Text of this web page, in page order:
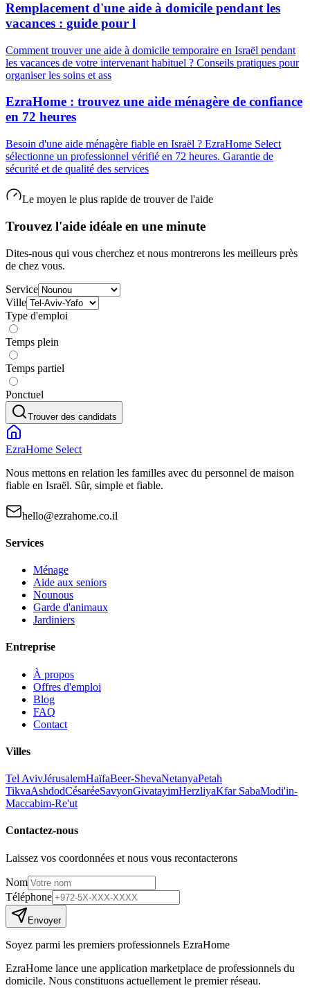
Remplacement d'une aide à domicile pendant les
vacances : guide pour l
Comment trouver une aide à domicile temporaire en Israël pendant
les vacances de votre intervenant habituel ? Conseils pratiques pour
organiser les soins et ass
EzraHome : trouvez une aide ménagère de confiance
en 72 heures
Besoin d'une aide ménagère fiable en Israël ? EzraHome Select
sélectionne un professionnel vérifié en 72 heures. Garantie de
sécurité et de qualité des services
Le moyen le plus rapide de trouver de l'aide
Trouvez l'aide idéale en une minute
Dites-nous qui vous cherchez et nous montrerons les meilleurs près
de chez vous.
Service
Ville
Type d'emploi
Temps plein
Temps partiel
Ponctuel
Trouver des candidats
EzraHome Select
Nous mettons en relation les familles avec du personnel de maison
fiable en Israël. Sûr, simple et fiable.
hello@ezrahome.co.il
Services
Ménage
Aide aux seniors
Nounous
Garde d'animaux
Jardiniers
Entreprise
À propos
Offres d'emploi
Blog
FAQ
Contact
Villes
Tel AvivJérusalemHaïfaBeer-ShevaNetanyaPetah
TikvaAshdodCésaréeSavyonGivatayimHerzliyaKfar SabaModi'in-
Maccabim-Re'ut
Contactez-nous
Laissez vos coordonnées et nous vous recontacterons
Nom
Téléphone
Envoyer
Soyez parmi les premiers professionnels EzraHome
EzraHome lance une application marketplace de professionnels du
domicile. Nous constituons actuellement le premier réseau.